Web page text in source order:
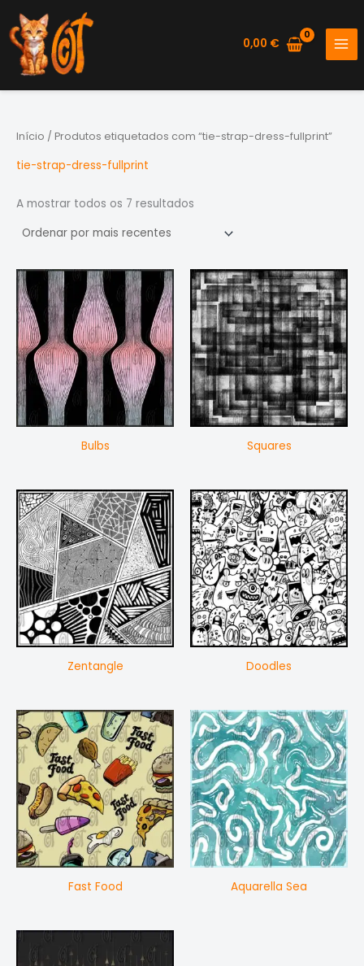
to
content
0,00 €
Início / Produtos etiquetados com “tie-strap-dress-fullprint”
tie-strap-dress-fullprint
A mostrar todos os 7 resultados
recentes
Bulbs Squares
Zentangle Doodles
Fast Food Aquarella Sea